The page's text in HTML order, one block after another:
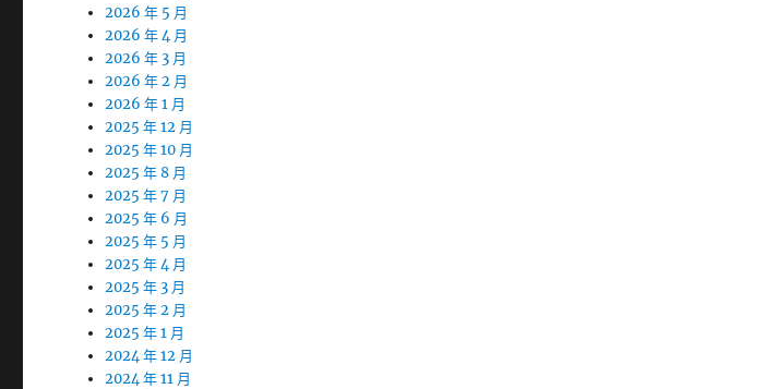
2026 年 5 月
2026 年 4 月
2026 年 3 月
2026 年 2 月
2026 年 1 月
2025 年 12 月
2025 年 10 月
2025 年 8 月
2025 年 7 月
2025 年 6 月
2025 年 5 月
2025 年 4 月
2025 年 3 月
2025 年 2 月
2025 年 1 月
2024 年 12 月
2024 年 11 月